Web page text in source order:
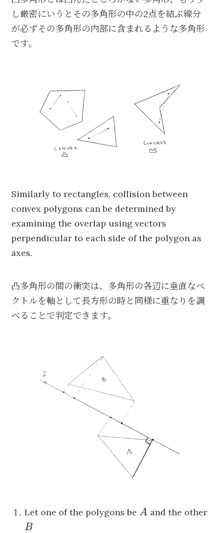
し厳密にいうとその多角形の中の2点を結ぶ線分
が必ずその多角形の内部に含まれるような多角形
です。
Similarly to rectangles, collision between
convex polygons can be determined by
examining the overlap using vectors
perpendicular to each side of the polygon as
axes.
凸多角形の間の衝突は、多角形の各辺に垂直なベ
クトルを軸として長方形の時と同様に重なりを調
べることで判定できます。
Let one of the polygons be A
A and the other
B
B